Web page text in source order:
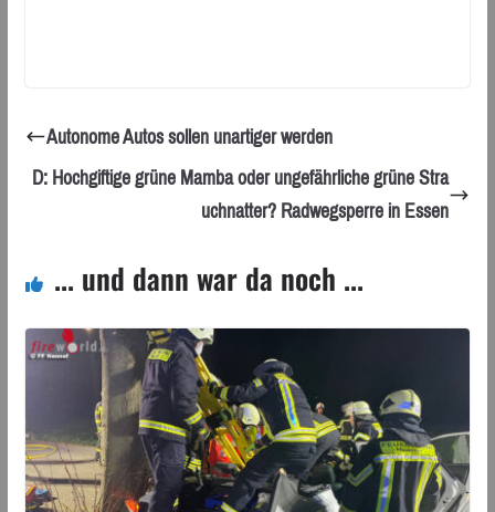
Autonome Autos sollen unartiger werden
D: Hochgiftige grüne Mamba oder ungefährliche grüne Stra
uchnatter? Radwegsperre in Essen
... und dann war da noch ...